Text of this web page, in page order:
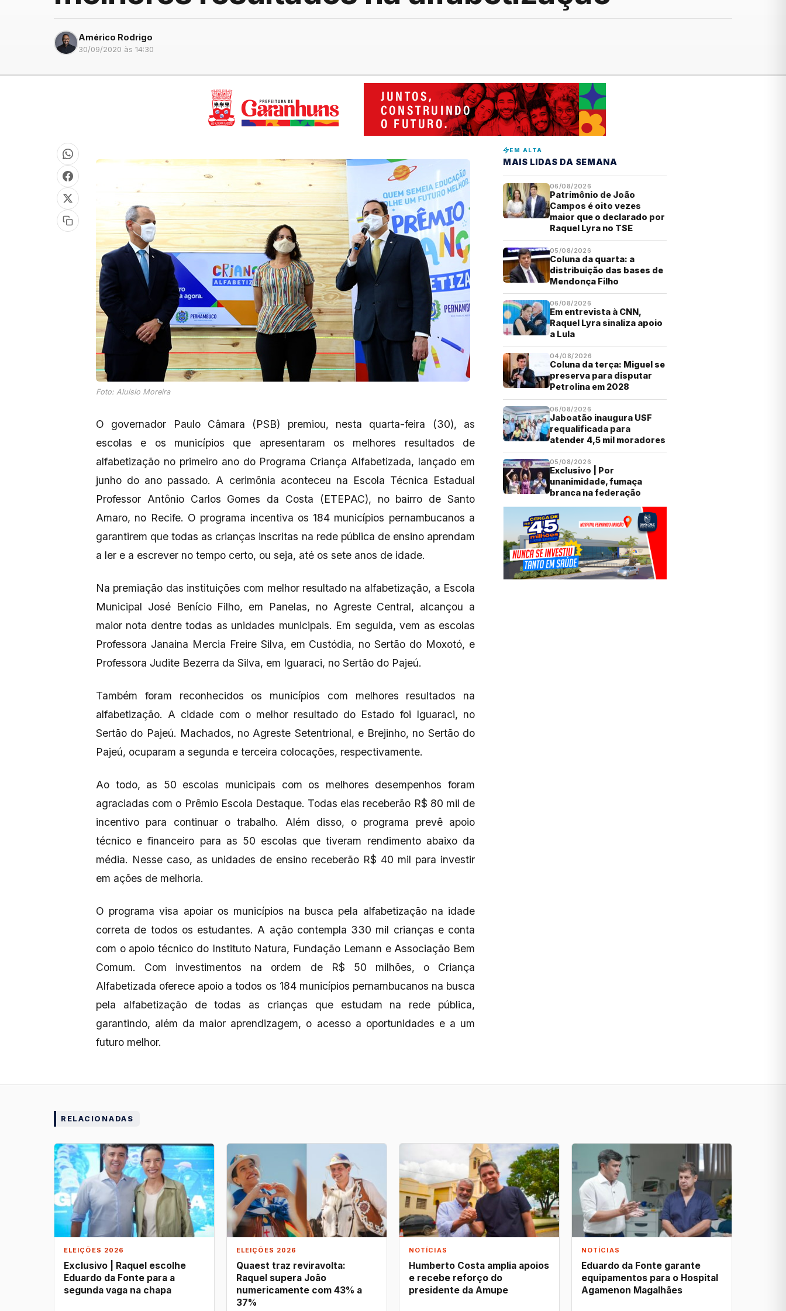
Américo Rodrigo
30/09/2020 às 14:30
Foto: Aluisio Moreira
O governador Paulo Câmara (PSB) premiou, nesta quarta-feira (30), as
escolas e os municípios que apresentaram os melhores resultados de
alfabetização no primeiro ano do Programa Criança Alfabetizada, lançado em
junho do ano passado. A cerimônia aconteceu na Escola Técnica Estadual
Professor Antônio Carlos Gomes da Costa (ETEPAC), no bairro de Santo
Amaro, no Recife. O programa incentiva os 184 municípios pernambucanos a
garantirem que todas as crianças inscritas na rede pública de ensino aprendam
a ler e a escrever no tempo certo, ou seja, até os sete anos de idade.
Na premiação das instituições com melhor resultado na alfabetização, a Escola
Municipal José Benício Filho, em Panelas, no Agreste Central, alcançou a
maior nota dentre todas as unidades municipais. Em seguida, vem as escolas
Professora Janaina Mercia Freire Silva, em Custódia, no Sertão do Moxotó, e
Professora Judite Bezerra da Silva, em Iguaraci, no Sertão do Pajeú.
Também foram reconhecidos os municípios com melhores resultados na
alfabetização. A cidade com o melhor resultado do Estado foi Iguaraci, no
Sertão do Pajeú. Machados, no Agreste Setentrional, e Brejinho, no Sertão do
Pajeú, ocuparam a segunda e terceira colocações, respectivamente.
Ao todo, as 50 escolas municipais com os melhores desempenhos foram
agraciadas com o Prêmio Escola Destaque. Todas elas receberão R$ 80 mil de
incentivo para continuar o trabalho. Além disso, o programa prevê apoio
técnico e financeiro para as 50 escolas que tiveram rendimento abaixo da
média. Nesse caso, as unidades de ensino receberão R$ 40 mil para investir
em ações de melhoria.
O programa visa apoiar os municípios na busca pela alfabetização na idade
correta de todos os estudantes. A ação contempla 330 mil crianças e conta
com o apoio técnico do Instituto Natura, Fundação Lemann e Associação Bem
Comum. Com investimentos na ordem de R$ 50 milhões, o Criança
Alfabetizada oferece apoio a todos os 184 municípios pernambucanos na busca
pela alfabetização de todas as crianças que estudam na rede pública,
garantindo, além da maior aprendizagem, o acesso a oportunidades e a um
futuro melhor.
EM ALTA
MAIS LIDAS DA SEMANA
06/08/2026
Patrimônio de João
Campos é oito vezes
maior que o declarado por
Raquel Lyra no TSE
05/08/2026
Coluna da quarta: a
distribuição das bases de
Mendonça Filho
06/08/2026
Em entrevista à CNN,
Raquel Lyra sinaliza apoio
a Lula
04/08/2026
Coluna da terça: Miguel se
preserva para disputar
Petrolina em 2028
06/08/2026
Jaboatão inaugura USF
requalificada para
atender 4,5 mil moradores
05/08/2026
Exclusivo | Por
unanimidade, fumaça
branca na federação
RELACIONADAS
ELEIÇÕES 2026
Exclusivo | Raquel escolhe
Eduardo da Fonte para a
segunda vaga na chapa
ELEIÇÕES 2026
Quaest traz reviravolta:
Raquel supera João
numericamente com 43% a
37%
NOTÍCIAS
Humberto Costa amplia apoios
e recebe reforço do
presidente da Amupe
NOTÍCIAS
Eduardo da Fonte garante
equipamentos para o Hospital
Agamenon Magalhães